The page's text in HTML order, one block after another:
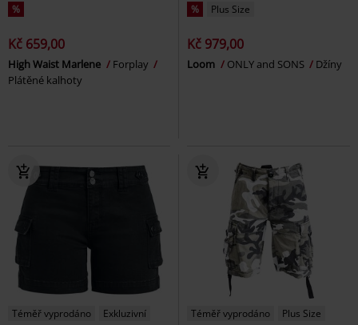
%
Kč 659,00
High Waist Marlene
Forplay
Plátěné kalhoty
% Plus Size
Kč 979,00
Loom ONLY and SONS Džíny
Téměř vyprodáno Exkluzivní Téměř vyprodáno Plus Size